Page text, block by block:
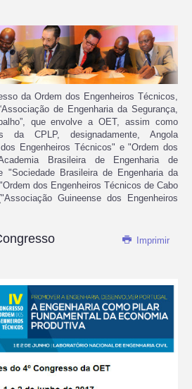
da Ordem dos Engenheiros Técnicos,
de Engenharia da Segurança,
que envolve a OET, assim como
da CPLP, designadamente, Angola
Engenheiros Técnicos" e "Ordem dos
Brasileira de Engenharia de
"Sociedade Brasileira de Engenharia da
dos Engenheiros Técnicos de Cabo
Guineense dos Engenheiros
Imprimir